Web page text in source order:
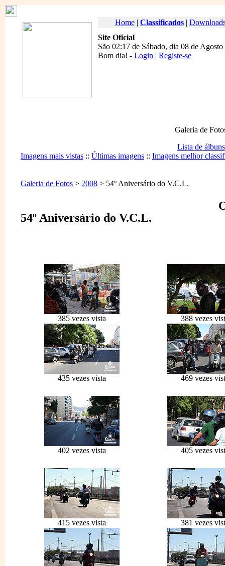
Home| Classificados|
Site Oficial
São 02:17 de Sábado, dia 08 de
Bom dia! - Login | Registe-se
Galeria de
Lista de álbuns
Imagens mais vistas :: Últimas imagens :: Imagens melhor
Galeria de Fotos > 2008 > 54º Aniversário do V.C.L.
54º Aniversário do V.C.L.
385 vezes vista 388 vezes
435 vezes vista 469 vezes
402 vezes vista 405 vezes
415 vezes vista 381 vezes